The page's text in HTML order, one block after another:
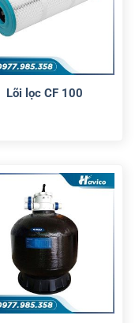
Lõi lọc CF 100